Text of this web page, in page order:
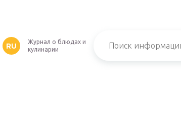
RU
Журнал о блюдах и
кулинарии